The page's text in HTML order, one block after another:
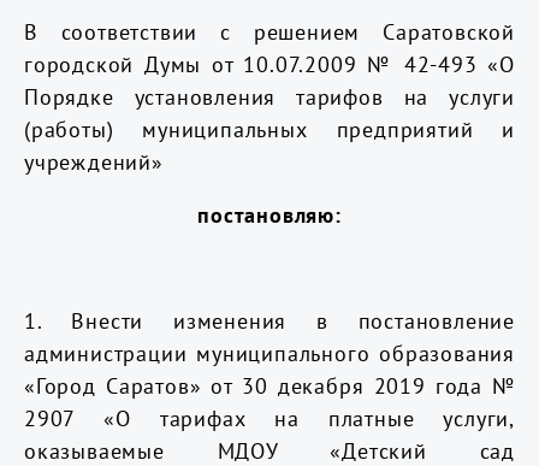
В соответствии с решением Саратовской
городской Думы от 10.07.2009 № 42-493 «О
Порядке установления тарифов на услуги
(работы) муниципальных предприятий и
учреждений»
постановляю:
1. Внести изменения в постановление
администрации муниципального образования
«Город Саратов» от 30 декабря 2019 года №
2907 «О тарифах на платные услуги,
оказываемые МДОУ «Детский сад